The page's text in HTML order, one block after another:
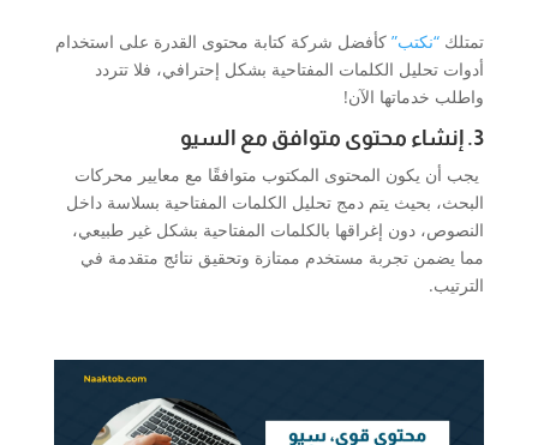
تمتلك “نكتب”كأفضل شركة كتابة محتوى القدرة على استخدام
أدوات تحليل الكلمات المفتاحية بشكل إحترافي، فلا تتردد
واطلب خدماتها الآن!
3. إنشاء محتوى متوافق مع السيو
يجب أن يكون المحتوى المكتوب متوافقًا مع معايير محركات
البحث، بحيث يتم دمج تحليل الكلمات المفتاحية بسلاسة داخل
النصوص، دون إغراقها بالكلمات المفتاحية بشكل غير طبيعي،
مما يضمن تجربة مستخدم ممتازة وتحقيق نتائج متقدمة في
الترتيب.